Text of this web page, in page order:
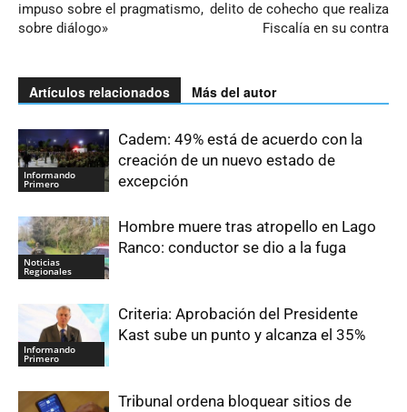
impuso sobre el pragmatismo,
sobre diálogo»
delito de cohecho que realiza
Fiscalía en su contra
Artículos relacionados Más del autor
Informando
Primero
Cadem: 49% está de acuerdo con la
creación de un nuevo estado de
excepción
Noticias
Regionales
Hombre muere tras atropello en Lago
Ranco: conductor se dio a la fuga
Informando
Primero
Criteria: Aprobación del Presidente
Kast sube un punto y alcanza el 35%
Tribunal ordena bloquear sitios de